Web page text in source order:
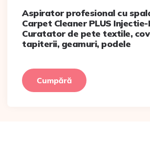
Aspirator profesional cu
Carpet Cleaner PLUS
Curatator de pete textile,
tapiterii, geamuri, podele
Cumpără